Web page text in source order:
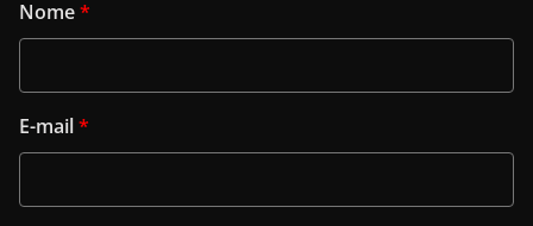
Nome*
E-mail*